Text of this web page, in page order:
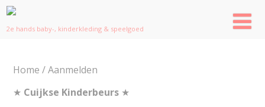
2e hands baby-, kinderkleding & speelgoed
Home / Aanmelden
★ Cuijkse Kinderbeurs ★